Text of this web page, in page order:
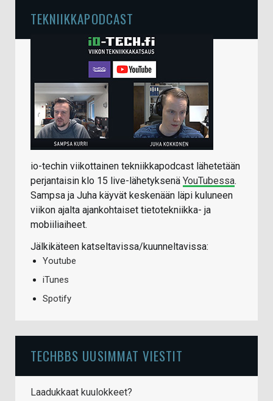
TEKNIIKKAPODCAST
io-techin viikottainen tekniikkapodcast lähetetään
perjantaisin klo 15 live-lähetyksenä YouTubessa.
Sampsa ja Juha käyvät keskenään läpi kuluneen
viikon ajalta ajankohtaiset tietotekniikka- ja
mobiiliaiheet.
Jälkikäteen katseltavissa/kuunneltavissa:
Youtube
iTunes
Spotify
TECHBBS UUSIMMAT VIESTIT
Laadukkaat kuulokkeet?